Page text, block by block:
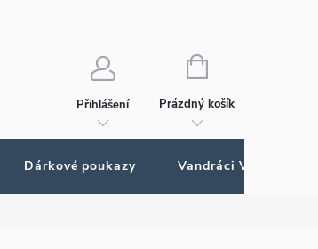
Přihlášení
NÁKUPNÍ
Prázdný košík
Dárkové poukazy Vandráci